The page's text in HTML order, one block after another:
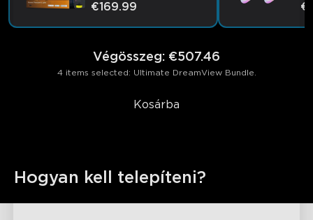
€169.99
Végösszeg: €507.46
4 items selected: Ultimate DreamView Bundle.
Kosárba
Hogyan kell telepíteni?